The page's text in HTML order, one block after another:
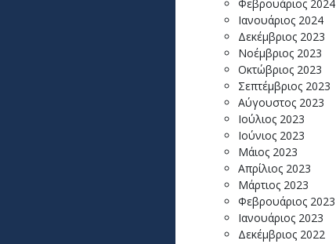
Φεβρουάριος 2024
Ιανουάριος 2024
Δεκέμβριος 2023
Νοέμβριος 2023
Οκτώβριος 2023
Σεπτέμβριος 2023
Αύγουστος 2023
Ιούλιος 2023
Ιούνιος 2023
Μάιος 2023
Απρίλιος 2023
Μάρτιος 2023
Φεβρουάριος 2023
Ιανουάριος 2023
Δεκέμβριος 2022